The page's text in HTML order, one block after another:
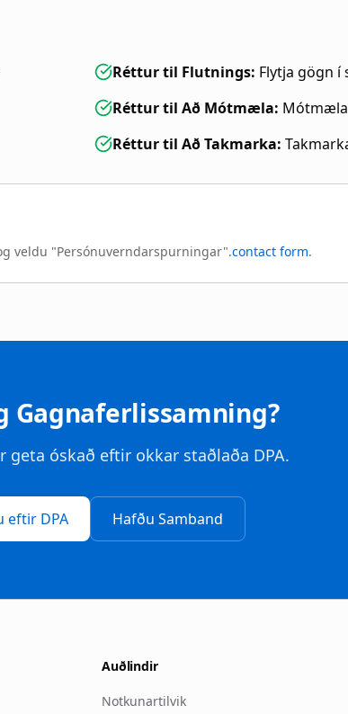
Réttur til Flutnings: Flytja gögn í
Réttur til Að Mótmæla:
Réttur til Að Takmarka:
veldu "Persónuverndarspurningar".contact form.
Gagnaferlissamning?
óskað eftir okkar staðlaða DPA.
eftir DPA Hafðu Samband
Auðlindir
Notkunartilvik